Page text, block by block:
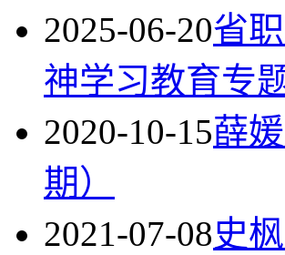
2025-06-20省
神学习教育专
2020-10-15薛
期）
2021-07-08史